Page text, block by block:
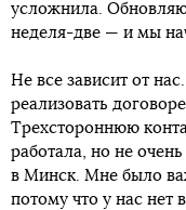
усложнила.
неделя-две — и мы
Не все зависит от
реализовать
Трехстороннюю
работала, но не
в Минск. Мне было
потому что у нас нет